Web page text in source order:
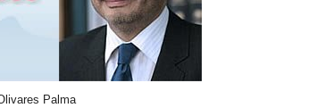
Palma